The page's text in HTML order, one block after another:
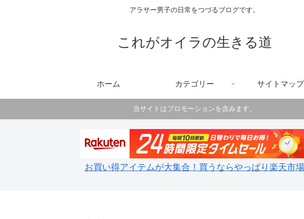
アラサー男子の日常をつづるブログです。
これがオイラの生きる道
ホーム カテゴリー サイトマップ
当サイトはプロモーションを含みます。
お買い得アイテムが大集合！買うならやっぱり楽天市場